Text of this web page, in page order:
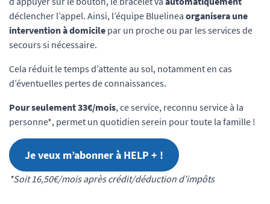
déclencher l’appel. Ainsi, l’équipe Bluelinea organisera une
intervention à domicile par un proche ou par les services de
secours si nécessaire.
Cela réduit le temps d’attente au sol, notamment en cas
d’éventuelles pertes de connaissances.
Pour seulement 33€/mois, ce service, reconnu service à la
personne*, permet un quotidien serein pour toute la famille !
Je veux m’abonner à HELP + !
*Soit 16,50€/mois après crédit/déduction d’impôts